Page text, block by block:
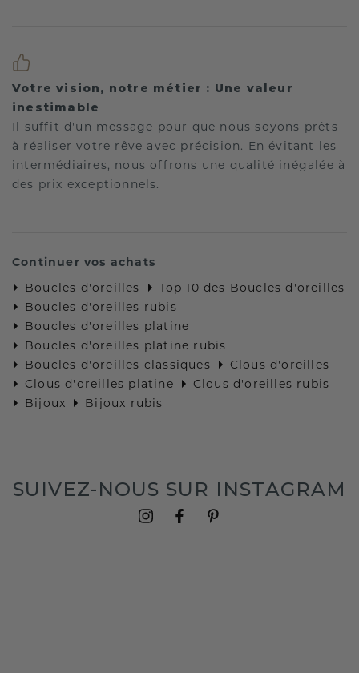
Votre vision, notre métier : Une valeur
inestimable
Il suffit d'un message pour que nous soyons prêts
à réaliser votre rêve avec précision. En évitant les
intermédiaires, nous offrons une qualité inégalée à
des prix exceptionnels.
Continuer vos achats
Boucles d'oreilles
Top 10 des Boucles d'oreilles
Boucles d'oreilles rubis
Boucles d'oreilles platine
Boucles d'oreilles platine rubis
Boucles d'oreilles classiques
Clous d'oreilles
Clous d'oreilles platine
Clous d'oreilles rubis
Bijoux
Bijoux rubis
SUIVEZ-NOUS SUR INSTAGRAM